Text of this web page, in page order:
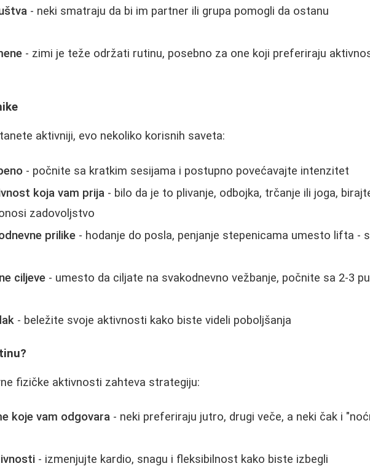
- neki smatraju da bi im partner ili grupa pomogli da ostanu
- zimi je teže održati rutinu, posebno za one koji preferiraju
aktivniji, evo nekoliko korisnih saveta:
- počnite sa kratkim sesijama i postupno povećavajte intenzitet
koja vam prija - bilo da je to plivanje, odbojka, trčanje ili joga,
zadovoljstvo
prilike - hodanje do posla, penjanje stepenicama umesto lifta -
ciljeve - umesto da ciljate na svakodnevno vežbanje, počnite sa 2-3
- beležite svoje aktivnosti kako biste videli poboljšanja
fizičke aktivnosti zahteva strategiju:
koje vam odgovara - neki preferiraju jutro, drugi veče, a neki čak i
- izmenjujte kardio, snagu i fleksibilnost kako biste izbegli